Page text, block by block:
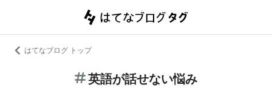
はてなブログ トップ
英語が話せない悩み